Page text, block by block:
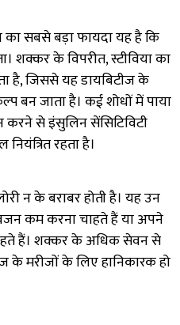
का सबसे बड़ा फायदा यह है कि
शक्कर के विपरीत,स्टीविया का
है,जिससे यह डायबिटीज के
बन जाता है। कई शोधों में पाया
करने से इंसुलिन सेंसिटिविटी
रहता है।
न के बराबर होती है। यह उन
कम करना चाहते हैं या अपने
हैं। शक्कर के अधिक सेवन से
के मरीजों के लिए हानिकारक हो